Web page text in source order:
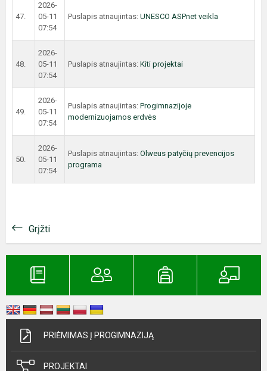
47.
2026-
05-11
07:54
Puslapis atnaujintas: UNESCO ASPnet veikla
48.
2026-
05-11
07:54
Puslapis atnaujintas: Kiti projektai
49.
2026-
05-11
07:54
Puslapis atnaujintas: Progimnazijoje
modernizuojamos erdvės
50.
2026-
05-11
07:54
Puslapis atnaujintas: Olweus patyčių prevencijos
programa
Grįžti
PRIĖMIMAS Į PROGIMNAZIJĄ
PROJEKTAI